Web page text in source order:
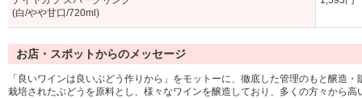
(白/やや甘口/720ml)
お店・スポットからのメッセージ
「良いワインは良いぶどう作りから」をモットーに、徹底した管理のもと醸造
栽培されたぶどうを原料とし、様々なワインを醸造しており、多くの方々から高